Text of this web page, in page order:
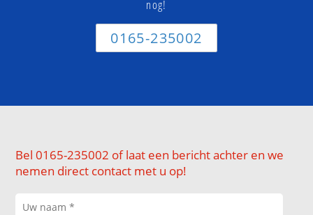
nog!
0165-235002
Bel 0165-235002 of laat een bericht achter en we
nemen direct contact met u op!